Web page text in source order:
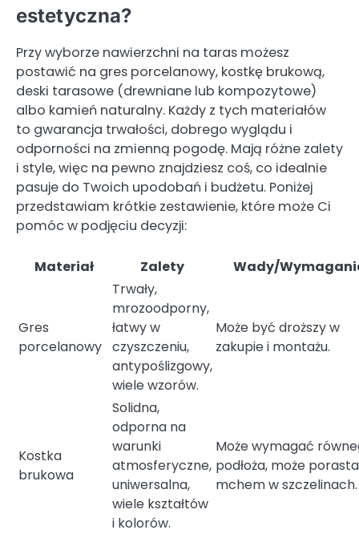
estetyczna?
Przy wyborze nawierzchni na taras możesz
postawić na gres porcelanowy, kostkę brukową,
deski tarasowe (drewniane lub kompozytowe)
albo kamień naturalny. Każdy z tych materiałów
to gwarancja trwałości, dobrego wyglądu i
odporności na zmienną pogodę. Mają różne zalety
i style, więc na pewno znajdziesz coś, co idealnie
pasuje do Twoich upodobań i budżetu. Poniżej
przedstawiam krótkie zestawienie, które może Ci
pomóc w podjęciu decyzji:
Materiał Zalety Wady/
Gres
porcelanowy
Trwały,
mrozoodporny,
łatwy w
czyszczeniu,
antypoślizgowy,
wiele wzorów.
Może być droższy w
zakupie i montażu.
Kostka
brukowa
Solidna,
odporna na
warunki
atmosferyczne,
uniwersalna,
wiele kształtów
i kolorów.
Może wymagać
podłoża, może
mchem w szczelinach.